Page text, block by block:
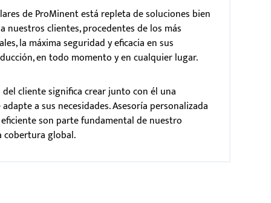
de ProMinent está repleta de soluciones bien
nuestros clientes, procedentes de los más
la máxima seguridad y eficacia en sus
en todo momento y en cualquier lugar.
cliente significa crear junto con él una
a sus necesidades. Asesoría personalizada
son parte fundamental de nuestro
cobertura global.